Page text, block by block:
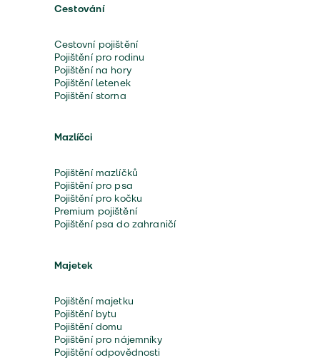
Cestování
Cestovní pojištění
Pojištění pro rodinu
Pojištění na hory
Pojištění letenek
Pojištění storna
Mazlíčci
Pojištění mazlíčků
Pojištění pro psa
Pojištění pro kočku
Premium pojištění
Pojištění psa do zahraničí
Majetek
Pojištění majetku
Pojištění bytu
Pojištění domu
Pojištění pro nájemníky
Pojištění odpovědnosti